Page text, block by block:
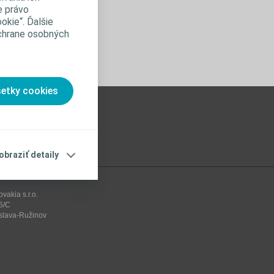
právo
Ďalšie
osobných
cookies
detaily
s.r.o.
C
Ružinov